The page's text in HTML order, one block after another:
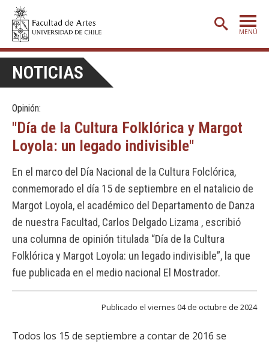
MENÚ
ADMISIÓN
CARRERAS
CREACIÓNE INVESTIGACIÓN
BIBLIOTECA
DEPARTAMENTOS
FACULTAD
Funcionarias/os
NOTICIAS
Opinión:
"Día de la Cultura Folklórica y Margot
Loyola: un legado indivisible"
En el marco del Día Nacional de la Cultura Folclórica,
conmemorado el día 15 de septiembre en el natalicio de
Margot Loyola, el académico del Departamento de Danza
de nuestra Facultad, Carlos Delgado Lizama , escribió
una columna de opinión titulada “Día de la Cultura
Folklórica y Margot Loyola: un legado indivisible”, la que
fue publicada en el medio nacional El Mostrador.
Publicado el viernes 04 de octubre de 2024
Todos los 15 de septiembre a contar de 2016 se